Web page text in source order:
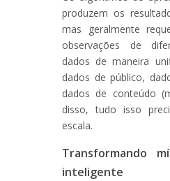
produzem os
mas geralmente
observações de
dados de maneira
dados de público,
dados de conteúdo
disso, tudo isso
escala.
Transformando
inteligente